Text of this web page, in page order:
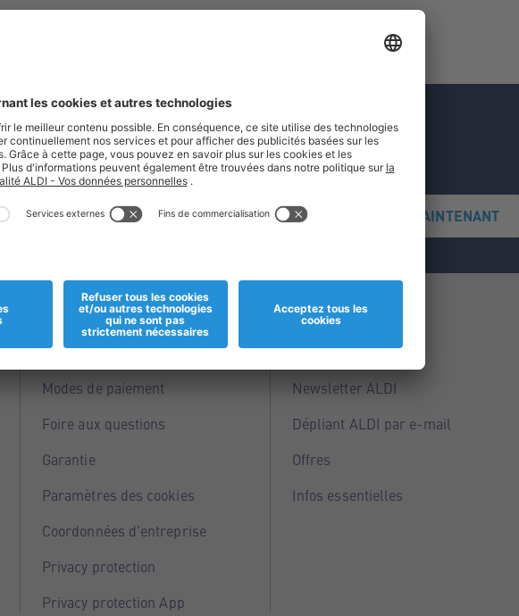
aucune de nos offres.
S'INSCRIRE MAINTENANT
Informations
Magasins
Modes de paiement
Foire aux questions
Garantie
Paramètres des cookies
Coordonnées d'entreprise
Privacy protection
Privacy protection App
Service
Points ALDI
Newsletter ALDI
Dépliant ALDI par e-mail
Offres
Infos essentielles